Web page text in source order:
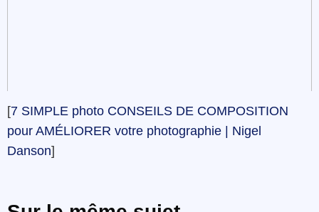
[7 SIMPLE photo CONSEILS DE COMPOSITION
pour AMÉLIORER votre photographie | Nigel
Danson]